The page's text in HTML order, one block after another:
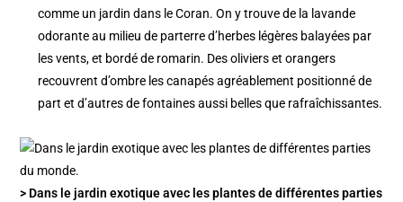
comme un jardin dans le Coran. On y trouve de la lavande
odorante au milieu de parterre d’herbes légères balayées par
les vents, et bordé de romarin. Des oliviers et orangers
recouvrent d’ombre les canapés agréablement positionné de
part et d’autres de fontaines aussi belles que rafraîchissantes.
> Dans le jardin exotique avec les plantes de différentes parties